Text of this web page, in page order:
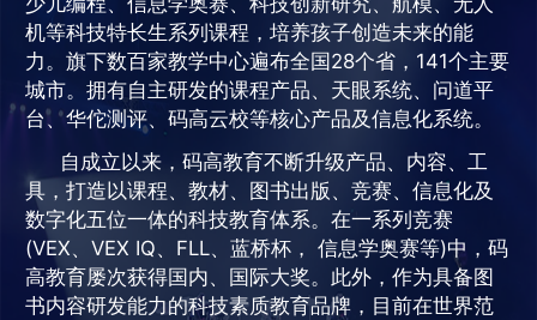
机等科技特长生系列课程，培养孩子创造未来的能
力。旗下数百家教学中心遍布全国28个省，141个主要
城市。拥有自主研发的课程产品、天眼系统、问道平
台、华佗测评、码高云校等核心产品及信息化系统。
自成立以来，码高教育不断升级产品、内容、工
具，打造以课程、教材、图书出版、竞赛、信息化及
数字化五位一体的科技教育体系。在一系列竞赛
(VEX、VEX IQ、FLL、蓝桥杯， 信息学奥赛等)中，码
高教育屡次获得国内、国际大奖。此外，作为具备图
书内容研发能力的科技素质教育品牌，目前在世界范